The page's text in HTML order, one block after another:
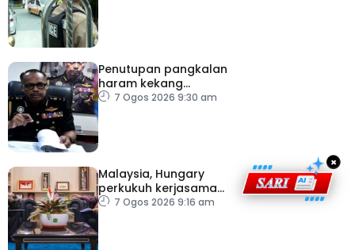
Penutupan pangkalan
haram kekang
penyeludupan di
7 Ogos 2026 9:30 am
Malaysia, Hungary
perkukuh kerjasama
sektor pertanian
7 Ogos 2026 9:16 am
×